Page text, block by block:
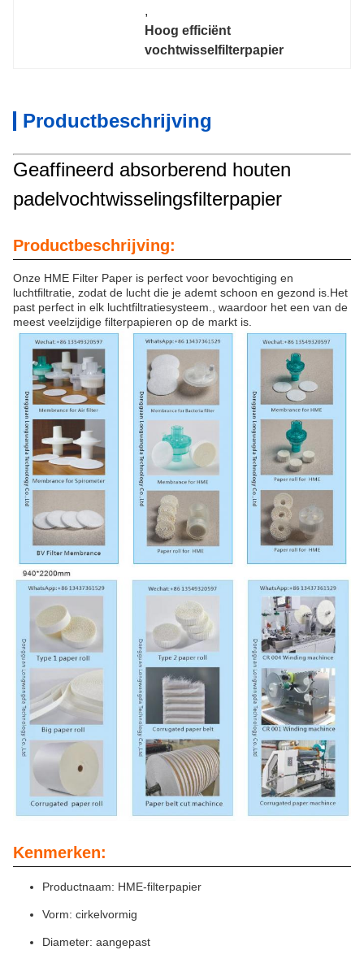
,
Hoog efficiënt
vochtwisselfilterpapier
Productbeschrijving
Geaffineerd absorberend houten
padelvochtwisselingsfilterpapier
Productbeschrijving:
Onze HME Filter Paper is perfect voor bevochtiging en
luchtfiltratie, zodat de lucht die je ademt schoon en gezond is.Het
past perfect in elk luchtfiltratiesysteem., waardoor het een van de
meest veelzijdige filterpapieren op de markt is.
Kenmerken:
Productnaam: HME-filterpapier
Vorm: cirkelvormig
Diameter: aangepast